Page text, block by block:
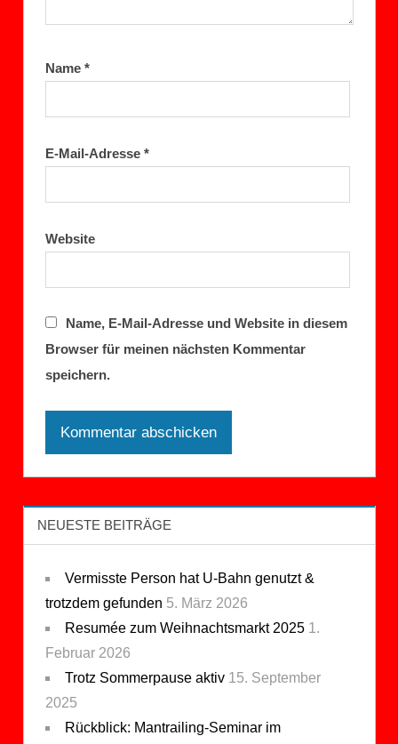
Name *
E-Mail-Adresse *
Website
Name, E-Mail-Adresse und Website in diesem
Browser für meinen nächsten Kommentar
speichern.
NEUESTE BEITRÄGE
Vermisste Person hat U-Bahn genutzt &
trotzdem gefunden 5. März 2026
Resumée zum Weihnachtsmarkt 2025 1.
Februar 2026
Trotz Sommerpause aktiv 15. September
2025
Rückblick: Mantrailing-Seminar im